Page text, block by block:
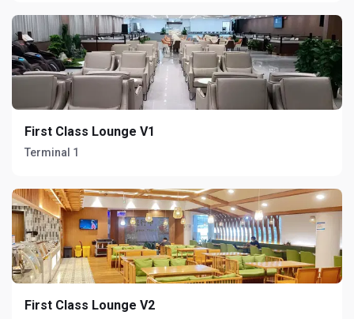
First Class Lounge V1
Terminal 1
First Class Lounge V2